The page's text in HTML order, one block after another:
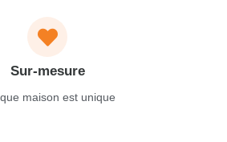
Sur-mesure
maison est unique